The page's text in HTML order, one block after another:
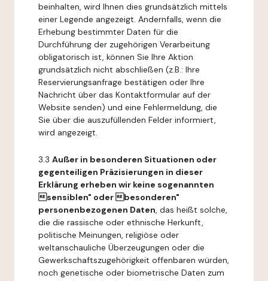
beinhalten, wird Ihnen dies grundsätzlich mittels
einer Legende angezeigt. Andernfalls, wenn die
Erhebung bestimmter Daten für die
Durchführung der zugehörigen Verarbeitung
obligatorisch ist, können Sie Ihre Aktion
grundsätzlich nicht abschließen (z.B.: Ihre
Reservierungsanfrage bestätigen oder Ihre
Nachricht über das Kontaktformular auf der
Website senden) und eine Fehlermeldung, die
Sie über die auszufüllenden Felder informiert,
wird angezeigt.
3.3 Außer in besonderen Situationen oder
gegenteiligen Präzisierungen in dieser
Erklärung erheben wir keine sogenannten
sensiblen" oder besonderen"
personenbezogenen Daten, das heißt solche,
die die rassische oder ethnische Herkunft,
politische Meinungen, religiöse oder
weltanschauliche Überzeugungen oder die
Gewerkschaftszugehörigkeit offenbaren würden,
noch genetische oder biometrische Daten zum